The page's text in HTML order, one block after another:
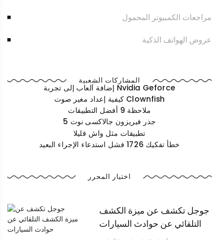
مراجعات الكمبيوتر المحمول
عروض الهواتف الذكية
المشاركات الشعبية
إضافة ألعاب إلى تجربة Nvidia Geforce
كيفية إعداد مغير صوت Clownfish
ملاحظة 9 أفضل التطبيقات
جذر فيريزون جالاكسى نوت 5
تطبيقات مثل واش قليلا
خطأ تفكيك 1726 فشل استدعاء الإجراء البعيد
اختيار المحرر
جوجل تكشف عن ميزة الكشف
التلقائي عن حوادث السيارات